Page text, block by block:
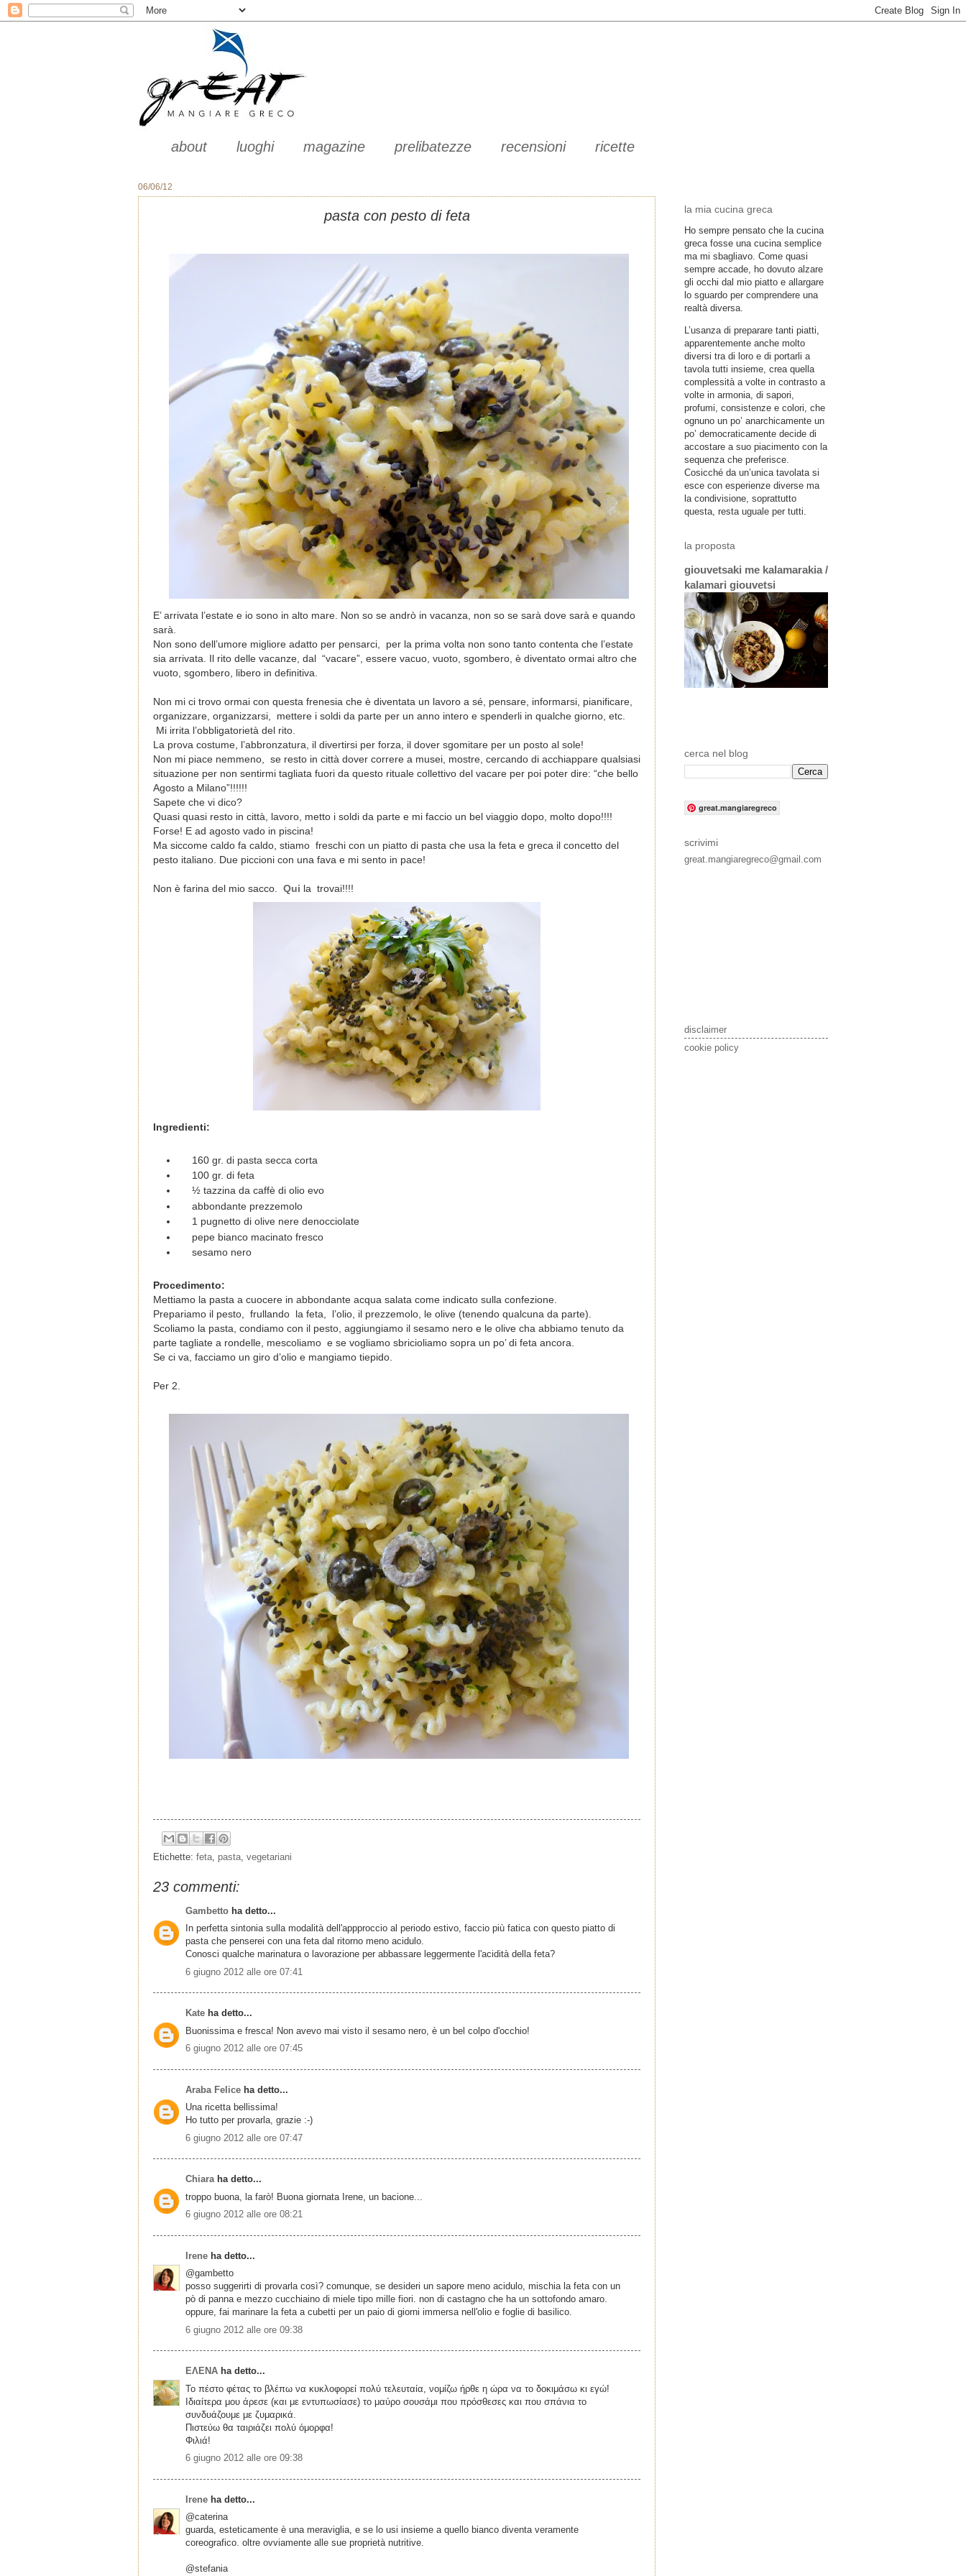
about luoghi magazine prelibatezze recensioni ricette
06/06/12
pasta con pesto di feta
E’ arrivata l’estate e io sono in alto mare. Non so se andrò in vacanza, non so se sarà dove sarà e quando
sarà.
Non sono dell’umore migliore adatto per pensarci,
per la prima volta non sono tanto contenta che l’estate
sia arrivata. Il rito delle vacanze, dal
“vacare”, essere vacuo, vuoto, sgombero, è diventato ormai altro che
vuoto, sgombero, libero in definitiva.
Non mi ci trovo ormai con questa frenesia che è diventata un lavoro a sé, pensare, informarsi, pianificare,
organizzare, organizzarsi,
mettere i soldi da parte per un anno intero e spenderli in qualche giorno, etc.
Mi irrita l’obbligatorietà del rito.
La prova costume, l’abbronzatura, il divertirsi per forza, il dover sgomitare per un posto al sole!
Non mi piace nemmeno,
se resto in città dover correre a musei, mostre, cercando di acchiappare qualsiasi
situazione per non sentirmi tagliata fuori da questo rituale collettivo del vacare per poi poter dire: “che bello
Agosto a Milano”!!!!!!
Sapete che vi dico?
Quasi quasi resto in città, lavoro, metto i soldi da parte e mi faccio un bel viaggio dopo, molto dopo!!!!
Forse! E ad agosto vado in piscina!
Ma siccome caldo fa caldo, stiamo freschi con un piatto di pasta che usa la feta e greca il concetto del
pesto italiano. Due piccioni con una fava e mi sento in pace!
Non è farina del mio sacco. Qui la trovai!!!!
Ingredienti:
160 gr. di pasta secca corta
100 gr. di feta
½ tazzina da caffè di olio evo
abbondante prezzemolo
1 pugnetto di olive nere denocciolate
pepe bianco macinato fresco
sesamo nero
Procedimento:
Mettiamo la pasta a cuocere in abbondante acqua salata come indicato sulla confezione.
Prepariamo il pesto,
frullando la feta,
l’olio, il prezzemolo, le olive (tenendo qualcuna da parte).
Scoliamo la pasta, condiamo con il pesto, aggiungiamo il sesamo nero e le olive cha abbiamo tenuto da
parte tagliate a rondelle, mescoliamo e se vogliamo sbricioliamo sopra un po’ di feta ancora.
Se ci va, facciamo un giro d’olio e mangiamo tiepido.
Per 2.
Etichette: feta, pasta, vegetariani
23 commenti:
Gambetto ha detto...
In perfetta sintonia sulla modalità dell'appproccio al periodo estivo, faccio più fatica con questo piatto di
pasta che penserei con una feta dal ritorno meno acidulo.
Conosci qualche marinatura o lavorazione per abbassare leggermente l'acidità della feta?
6 giugno 2012 alle ore 07:41
Kate ha detto...
Buonissima e fresca! Non avevo mai visto il sesamo nero, è un bel colpo d'occhio!
6 giugno 2012 alle ore 07:45
Araba Felice ha detto...
Una ricetta bellissima!
Ho tutto per provarla, grazie :-)
6 giugno 2012 alle ore 07:47
Chiara ha detto...
troppo buona, la farò! Buona giornata Irene, un bacione...
6 giugno 2012 alle ore 08:21
Irene ha detto...
@gambetto
posso suggerirti di provarla così? comunque, se desideri un sapore meno acidulo, mischia la feta con un
pò di panna e mezzo cucchiaino di miele tipo mille fiori. non di castagno che ha un sottofondo amaro.
oppure, fai marinare la feta a cubetti per un paio di giorni immersa nell'olio e foglie di basilico.
6 giugno 2012 alle ore 09:38
ΕΛΕΝΑ ha detto...
Το πέστο φέτας το βλέπω να κυκλοφορεί πολύ τελευταία, νομίζω ήρθε η ώρα να το δοκιμάσω κι εγώ!
Ιδιαίτερα μου άρεσε (και με εντυπωσίασε) το μαύρο σουσάμι που πρόσθεσες και που σπάνια το
συνδυάζουμε με ζυμαρικά.
Πιστεύω θα ταιριάζει πολύ όμορφα!
Φιλιά!
6 giugno 2012 alle ore 09:38
Irene ha detto...
@caterina
guarda, esteticamente è una meraviglia, e se lo usi insieme a quello bianco diventa veramente
coreografico. oltre ovviamente alle sue proprietà nutritive.
@stefania
la mia cucina greca
Ho sempre pensato che la cucina
greca fosse una cucina semplice
ma mi sbagliavo. Come quasi
sempre accade, ho dovuto alzare
gli occhi dal mio piatto e allargare
lo sguardo per comprendere una
realtà diversa.
L’usanza di preparare tanti piatti,
apparentemente anche molto
diversi tra di loro e di portarli a
tavola tutti insieme, crea quella
complessità a volte in contrasto a
volte in armonia, di sapori,
profumi, consistenze e colori, che
ognuno un po’ anarchicamente un
po’ democraticamente decide di
accostare a suo piacimento con la
sequenza che preferisce.
Cosicché da un’unica tavolata si
esce con esperienze diverse ma
la condivisione, soprattutto
questa, resta uguale per tutti.
la proposta
giouvetsaki me kalamarakia /
kalamari giouvetsi
cerca nel blog
great.mangiaregreco
scrivimi
great.mangiaregreco@gmail.com
disclaimer
cookie policy